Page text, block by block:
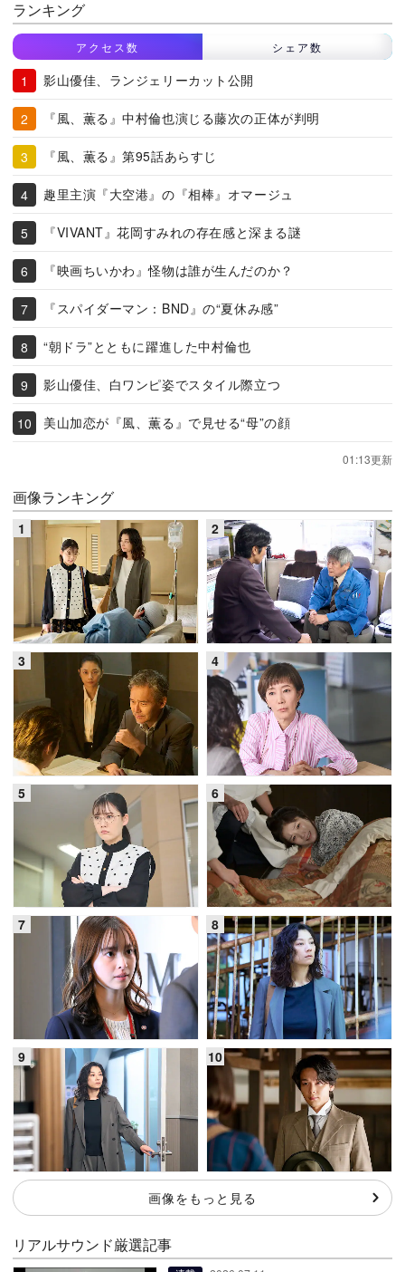
ランキング
アクセス数 シェア数
影山優佳、ランジェリーカット公開
『風、薫る』中村倫也演じる藤次の正体が判明
『風、薫る』第95話あらすじ
趣里主演『大空港』の『相棒』オマージュ
『VIVANT』花岡すみれの存在感と深まる謎
『映画ちいかわ』怪物は誰が生んだのか？
『スパイダーマン：BND』の“夏休み感”
“朝ドラ”とともに躍進した中村倫也
影山優佳、白ワンピ姿でスタイル際立つ
美山加恋が『風、薫る』で見せる“母”の顔
01:13更新
画像ランキング
画像をもっと見る
リアルサウンド厳選記事